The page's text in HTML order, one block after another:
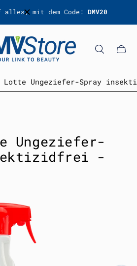
Newsletteranmelden und 15%
Laden-
Logo"
Lotte Ungeziefer-Spray
Ungeziefer-
-